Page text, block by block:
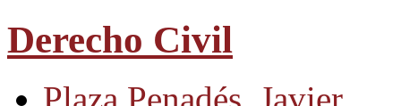
Derecho Civil